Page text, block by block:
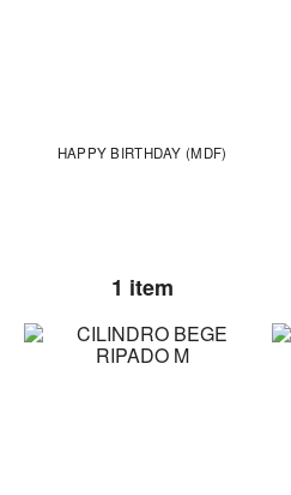
HAPPY BIRTHDAY (MDF)
1 item